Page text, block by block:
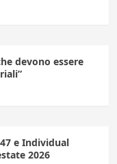
devono essere
e Individual
2026